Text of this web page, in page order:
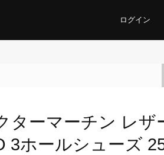
ログイン
ターマーチン レザ
3ホールシューズ